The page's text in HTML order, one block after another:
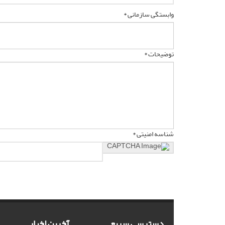
وابستگی سازمانی *
توضیحات *
شناسه امنیتی *